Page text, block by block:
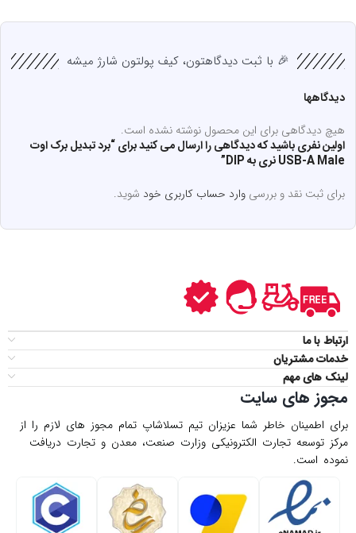
🎉 با ثبت دیدگاهتون، کیف پولتون شارژ میشه
دیدگاهها
هیچ دیدگاهی برای این محصول نوشته نشده است.
اولین نفری باشید که دیدگاهی را ارسال می کنید برای “برد تبدیل برک اوت
USB-A Male نری به DIP”
برای ثبت نقد و بررسیوارد حساب کاربری خود شوید.
ارتباط با ما
خدمات مشتریان
لینک های مهم
مجوز های سایت
برای اطمینان خاطر شما عزیزان تیم تسلاشاپ تمام مجوز های لازم را از
مركز توسعه تجارت الكترونیكی وزارت صنعت، معدن و تجارت دریافت
نموده است.